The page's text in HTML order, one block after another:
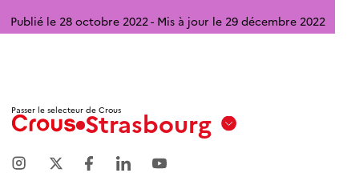
Publié le 28 octobre 2022 Mis à jour le 29 décembre 2022
Passer le selecteur de CrousStrasbourg
Marseille